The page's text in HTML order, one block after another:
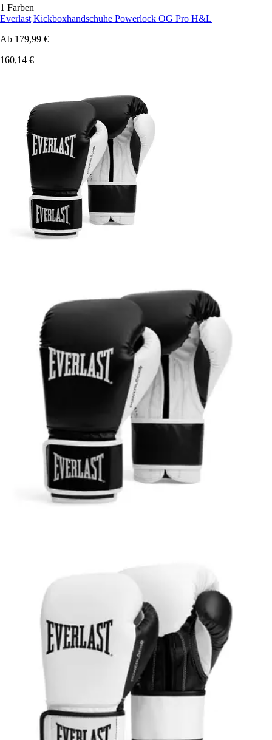
1 Farben
Everlast Kickboxhandschuhe Powerlock OG Pro H&L
Ab 179,99 €
160,14 €